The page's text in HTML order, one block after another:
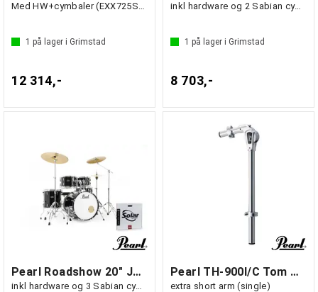
Med HW+cymbaler (EXX725SNBR/C779)
1 på lager i Grimstad
12 314,-
inkl hardware og 2 Sabian cymbaler
1 på lager i Grimstad
8 703,-
Pearl Roadshow 20" Jet Black
inkl hardware og 3 Sabian cymbaler
Pearl TH-900I/C Tom Holders
extra short arm (single)